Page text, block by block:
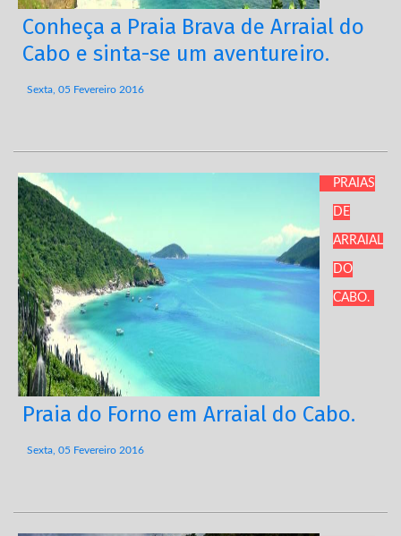
Conheça a Praia Brava de Arraial do
Cabo e sinta-se um aventureiro.
Sexta, 05 Fevereiro 2016
PRAIAS
DE
ARRAIAL
DO
CABO.
Praia do Forno em Arraial do Cabo.
Sexta, 05 Fevereiro 2016